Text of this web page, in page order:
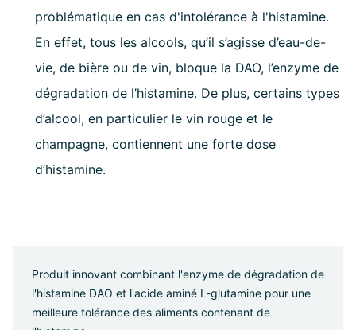
problématique en cas d'intolérance à l'histamine.
En effet, tous les alcools, qu’il s’agisse d’eau-de-
vie, de bière ou de vin, bloque la DAO, l’enzyme de
dégradation de l’histamine. De plus, certains types
d’alcool, en particulier le vin rouge et le
champagne, contiennent une forte dose
d’histamine.
Produit innovant combinant l'enzyme de dégradation de
l'histamine DAO et l'acide aminé L-glutamine pour une
meilleure tolérance des aliments contenant de